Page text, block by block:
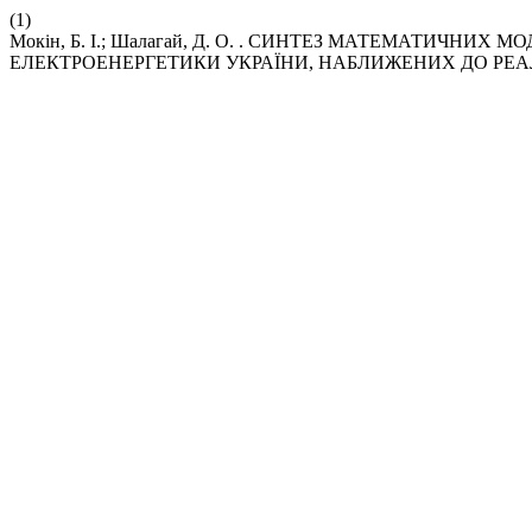
(1)
Мокін, Б. І.; Шалагай, Д. О. . СИНТЕЗ МАТЕМАТИЧНИХ
ЕЛЕКТРОЕНЕРГЕТИКИ УКРАЇНИ, НАБЛИЖЕНИХ ДО